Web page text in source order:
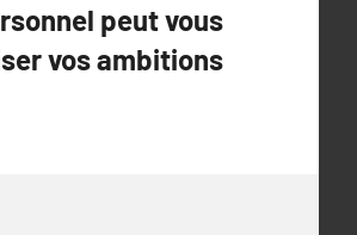
peut vous
vos ambitions